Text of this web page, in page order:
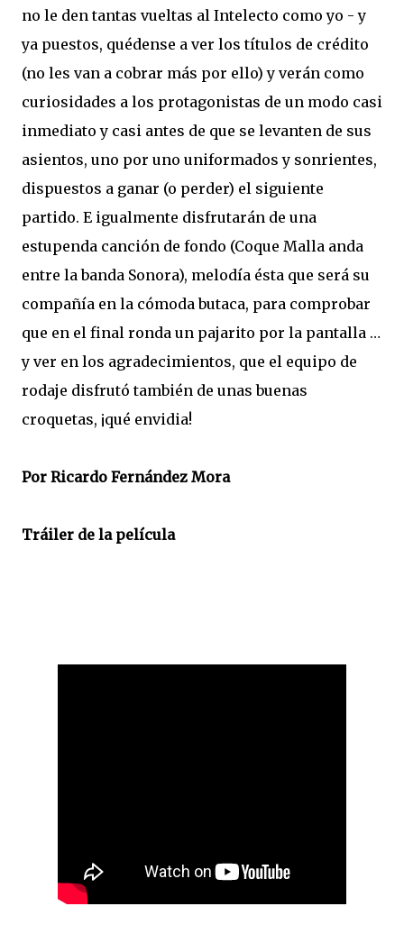
no le den tantas vueltas al Intelecto como yo - y
ya puestos, quédense a ver los títulos de crédito
(no les van a cobrar más por ello) y verán como
curiosidades a los protagonistas de un modo casi
inmediato y casi antes de que se levanten de sus
asientos, uno por uno uniformados y sonrientes,
dispuestos a ganar (o perder) el siguiente
partido. E igualmente disfrutarán de una
estupenda canción de fondo (Coque Malla anda
entre la banda Sonora), melodía ésta que será su
compañía en la cómoda butaca, para comprobar
que en el final ronda un pajarito por la pantalla …
y ver en los agradecimientos, que el equipo de
rodaje disfrutó también de unas buenas
croquetas, ¡qué envidia!
Por Ricardo Fernández Mora
Tráiler de la película